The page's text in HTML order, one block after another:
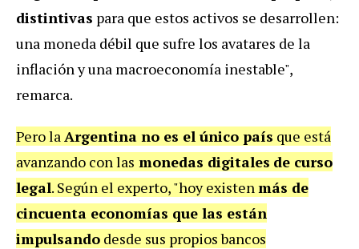
distintivas para que estos activos se desarrollen:
una moneda débil que sufre los avatares de la
inflación y una macroeconomía inestable",
remarca.
Pero la Argentina no es el único país que está
avanzando con las monedas digitales de curso
legal. Según el experto, "hoy existen más de
cincuenta economías que las están
impulsando desde sus propios bancos